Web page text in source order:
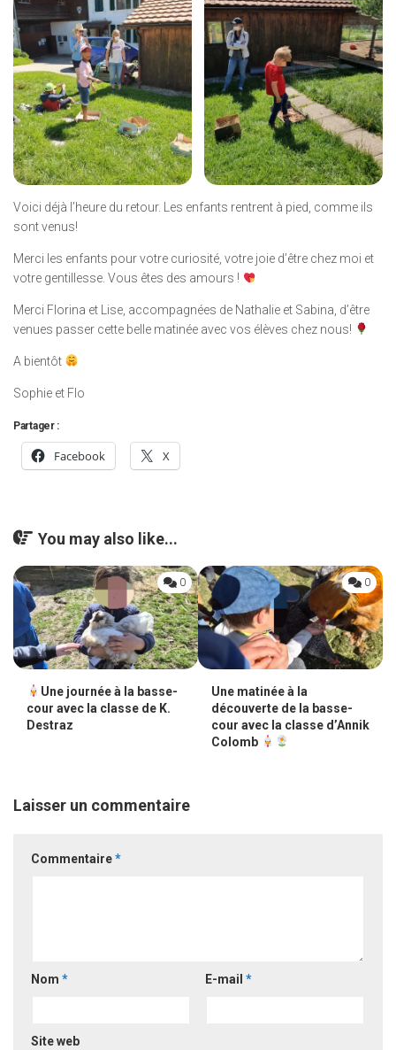
Voici déjà l’heure du retour. Les enfants rentrent à pied, comme ils
sont venus!
Merci les enfants pour votre curiosité, votre joie d’être chez moi et
votre gentillesse. Vous êtes des amours !
Merci Florina et Lise, accompagnées de Nathalie et Sabina, d’être
venues passer cette belle matinée avec vos élèves chez nous!
A bientôt
Sophie et Flo
Partager :
Facebook X
You may also like...
0
Une journée à la basse-
cour avec la classe de K.
Destraz
0
Une matinée à la
découverte de la basse-
cour avec la classe d’Annik
Colomb
Laisser un commentaire
Commentaire*
Nom * E-mail *
Site web